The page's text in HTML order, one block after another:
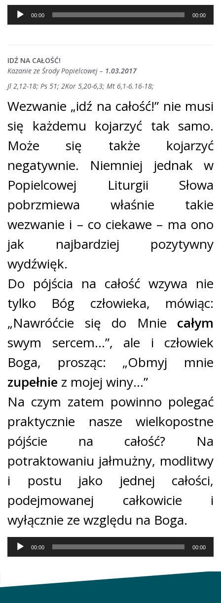
Odtwarzacz
plików
00:00 00:00
IDŹ NA CAŁOŚĆ!
Kazanie ze Środy Popielcowej – 1.03.2017
Jl 2,12-18; Ps 51; 2Kor 5,20-6,3; Mt 6,1-6.16-18;
Wezwanie „idź na całość!” nie musi
się każdemu kojarzyć tak samo.
Może się także kojarzyć
negatywnie. Niemniej jednak w
Popielcowej Liturgii Słowa
pobrzmiewa właśnie takie
wezwanie i – co ciekawe – ma ono
jak najbardziej pozytywny
wydźwięk.
Do pójścia na całość wzywa nie
tylko Bóg człowieka, mówiąc:
„Nawróćcie się do Mnie całym
swym sercem…”, ale i człowiek
Boga, prosząc: „Obmyj mnie
zupełnie z mojej winy…”
Na czym zatem powinno polegać
praktycznie nasze wielkopostne
pójście na całość? Na
potraktowaniu jałmużny, modlitwy
i postu jako jednej całości,
podejmowanej całkowicie i
wyłącznie ze względu na Boga.
Odtwarzacz
plików
00:00 00:00